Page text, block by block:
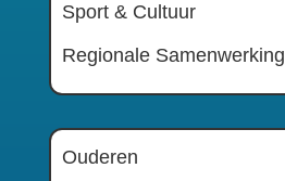
Sport & Cultuur
Regionale Samenwerking
Ouderen